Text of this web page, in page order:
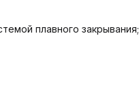
плавного закрывания;